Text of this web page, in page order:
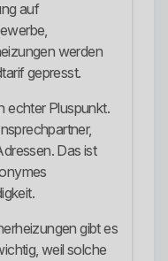
auf
werden
gepresst.
echter Pluspunkt.
Das ist
gibt es
weil solche